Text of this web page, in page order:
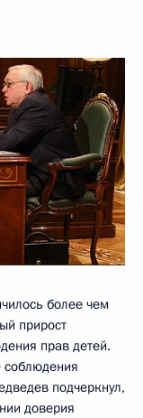
более чем
прирост
прав детей.
соблюдения
подчеркнул,
доверия